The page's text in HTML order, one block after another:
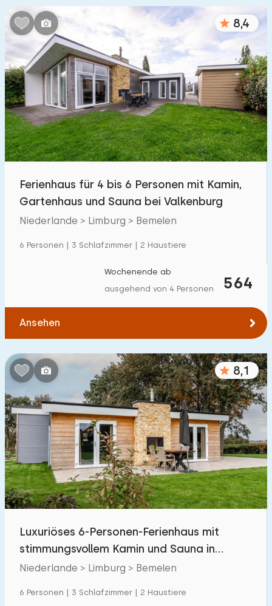
8,4
Ferienhaus für 4 bis 6 Personen mit Kamin,
Gartenhaus und Sauna bei Valkenburg
Niederlande > Limburg > Bemelen
6 Personen | 3 Schlafzimmer | 2 Haustiere
564
Wochenende ab
ausgehend von 4 Personen
Ansehen
8,1
Luxuriöses 6-Personen-Ferienhaus mit
stimmungsvollem Kamin und Sauna in
Bemelen
Niederlande > Limburg > Bemelen
6 Personen | 3 Schlafzimmer | 2 Haustiere